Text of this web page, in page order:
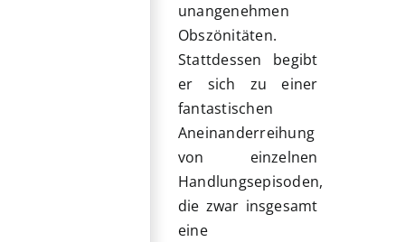
unangenehmen
Obszönitäten.
Stattdessen begibt
er sich zu einer
fantastischen
Aneinanderreihung
von einzelnen
Handlungsepisoden,
die zwar insgesamt
eine